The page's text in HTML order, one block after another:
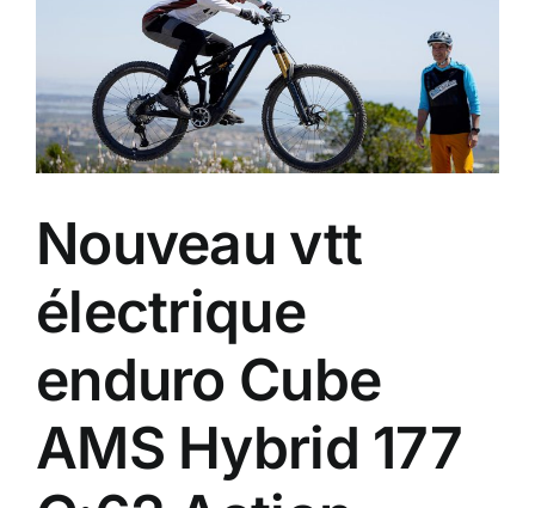
12.11
avec
moteur
Avinox
M2S,
la
puissance
redéfinit
le
électrique.
Nouveau vtt
électrique
enduro Cube
AMS Hybrid 177